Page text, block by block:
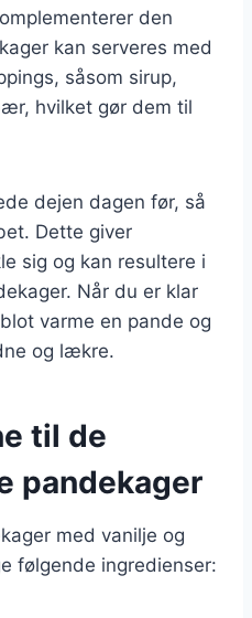
den
kan serveres med
såsom sirup,
hvilket gør dem til
dejen dagen før, så
Dette giver
sig og kan resultere i
Når du er klar
varme en pande og
og lækre.
til de
pandekager
med vanilje og
følgende ingredienser: